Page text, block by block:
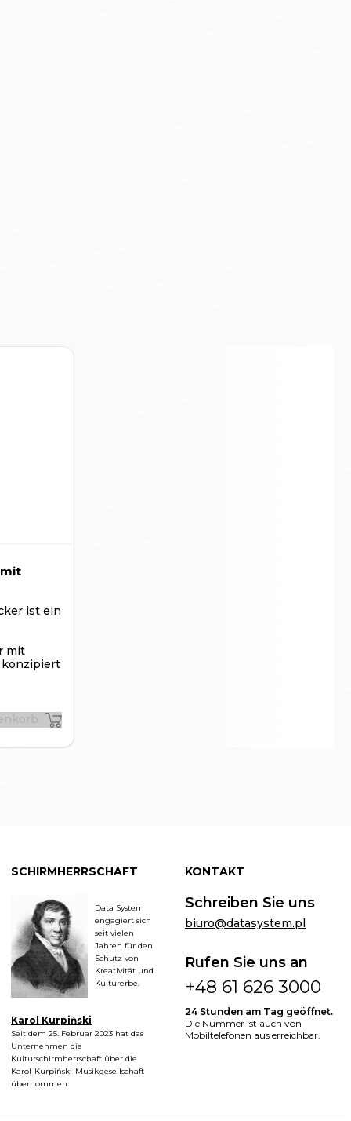
mit
ist ein
mit
konzipiert
SCHIRMHERRSCHAFT
Data System
engagiert sich
seit vielen
Jahren für den
Schutz von
Kreativität und
Kulturerbe.
Karol Kurpiński
Seit dem 25. Februar 2023 hat das
Unternehmen die
Kulturschirmherrschaft über die
Karol-Kurpiński-Musikgesellschaft
übernommen.
KONTAKT
Schreiben Sie uns
biuro@datasystem.pl
Rufen Sie uns an
+48 61 626 3000
24 Stunden am Tag geöffnet.
Die Nummer ist auch von
Mobiltelefonen aus erreichbar.